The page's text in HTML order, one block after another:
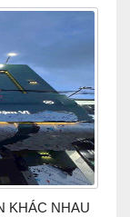
KHÁC NHAU